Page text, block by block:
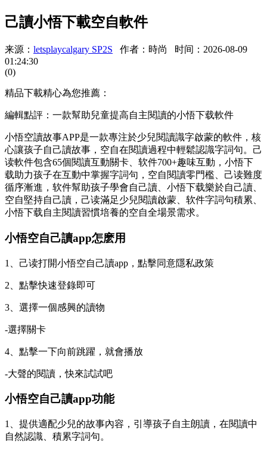
己讀小悟下載空自軟件
来源： letsplaycalgary SP2S 作者：時尚
时间：2026-08-09
01:24:30
(0)
精品下載精心為您推薦：
編輯點評：一款幫助兒童提高自主閱讀的小悟下载軟件
小悟空讀故事APP是一款專注於少兒閱讀識字啟蒙的軟件，核
心讓孩子自己讀故事，空自在閱讀過程中輕鬆認識字詞句。己
读軟件包含65個閱讀互動關卡、软件700+趣味互動，小悟下
载助力孩子在互動中掌握字詞句，空自閱讀零門檻、己读難度
循序漸進，软件幫助孩子學會自己讀、小悟下载樂於自己讀、
空自堅持自己讀，己读滿足少兒閱讀啟蒙、软件字詞句積累、
小悟下载自主閱讀習慣培養的空自全場景需求。
小悟空自己讀app怎麽用
1、己读打開小悟空自己讀app，點擊同意隱私政策
2、點擊快速登錄即可
3、選擇一個感興的讀物
-選擇關卡
4、點擊一下向前跳躍，就會播放
-大聲的閱讀，快來試試吧
小悟空自己讀app功能
1、提供適配少兒的故事內容，引導孩子自主朗讀，在閱讀中
自然認識、積累字詞句。